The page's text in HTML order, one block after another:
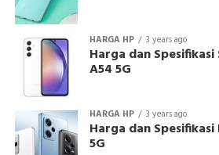
HARGA HP 3 years ago
Harga dan Spesifikasi
A54 5G
HARGA HP 3 years ago
Harga dan
5G